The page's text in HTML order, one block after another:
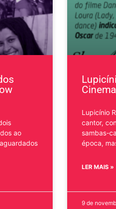
ao
Lupicínio
cantor,
sambas-
época,
LER MAIS »
9 de